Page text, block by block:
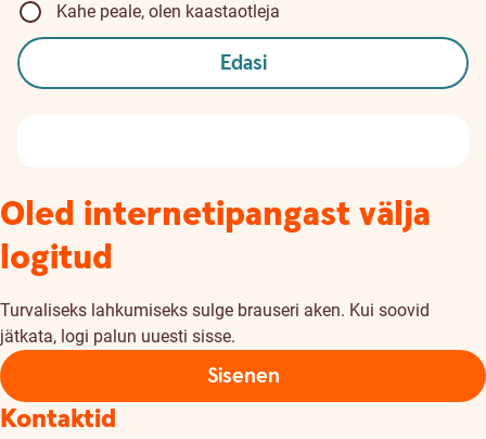
Kahe peale, olen kaastaotleja
Edasi
Oled internetipangast välja
logitud
Turvaliseks lahkumiseks sulge brauseri aken. Kui soovid
jätkata, logi palun uuesti sisse.
Sisenen
Kontaktid